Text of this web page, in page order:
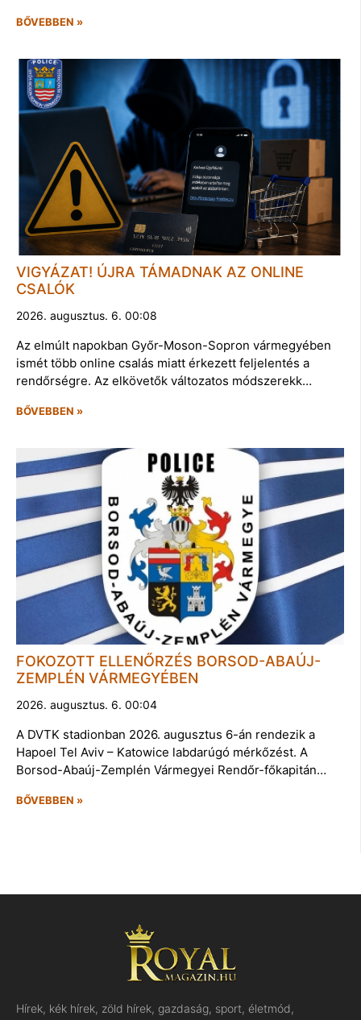
BŐVEBBEN »
VIGYÁZAT! ÚJRA TÁMADNAK AZ ONLINE
CSALÓK
2026. augusztus. 6. 00:08
Az elmúlt napokban Győr-Moson-Sopron vármegyében
ismét több online csalás miatt érkezett feljelentés a
rendőrségre. Az elkövetők változatos módszerekk…
BŐVEBBEN »
FOKOZOTT ELLENŐRZÉS BORSOD-ABAÚJ-
ZEMPLÉN VÁRMEGYÉBEN
2026. augusztus. 6. 00:04
A DVTK stadionban 2026. augusztus 6-án rendezik a
Hapoel Tel Aviv – Katowice labdarúgó mérkőzést. A
Borsod-Abaúj-Zemplén Vármegyei Rendőr-főkapitán…
BŐVEBBEN »
Hírek, kék hírek, zöld hírek, gazdaság, sport, életmód,